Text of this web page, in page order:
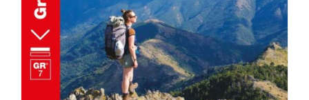
AJOUTER AU PANIER / DÉTAILS